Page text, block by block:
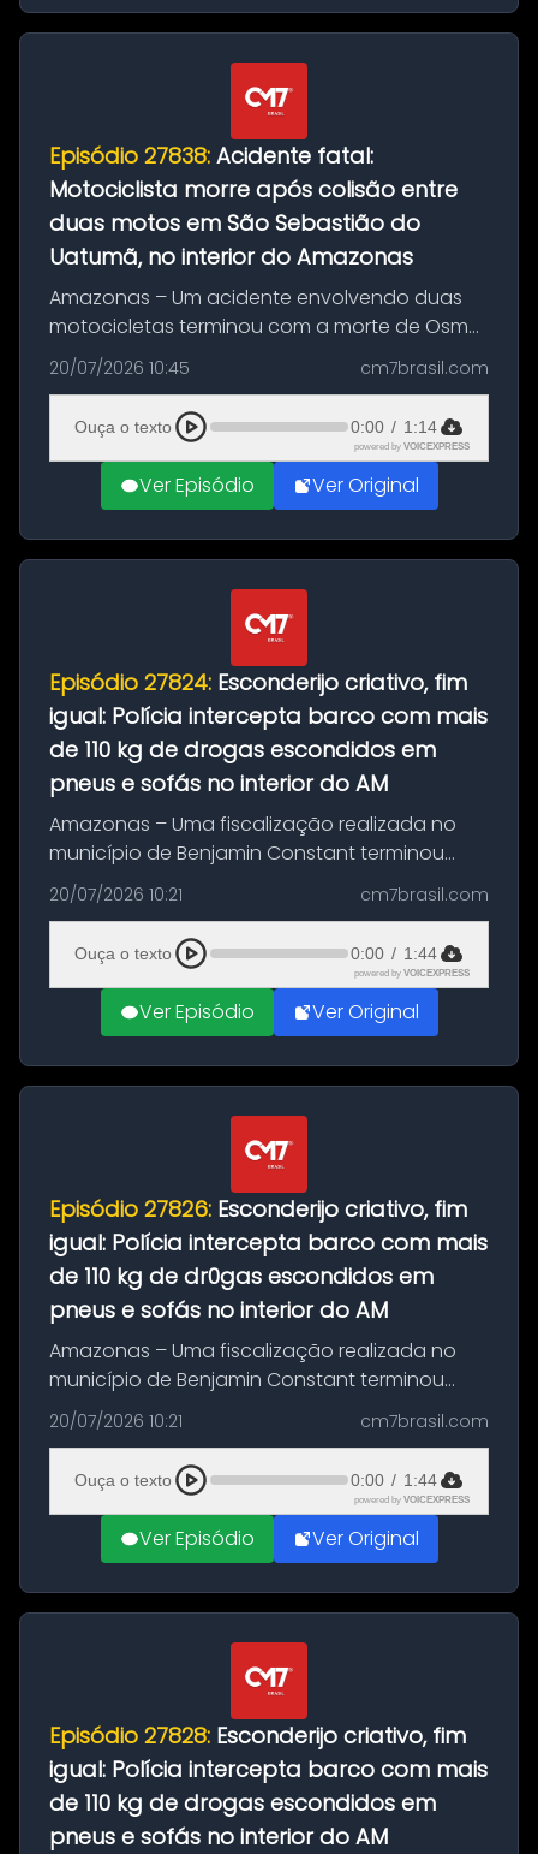
Episódio 27838: Acidente fatal:
Motociclista morre após colisão entre
duas motos em São Sebastião do
Uatumã, no interior do Amazonas
Amazonas – Um acidente envolvendo duas
motocicletas terminou com a morte de Osmar
Figueiredo de Souza, de 38 anos, no município
de São Sebastião do Uatumã, no interior do
Amazonas. A colisão ocorreu n...
20/07/2026 10:45 cm7brasil.com
Ouça o texto 0:00 / 1:14
powered by VOICEXPRESS
Ver Episódio Ver Original
Episódio 27824: Esconderijo criativo, fim
igual: Polícia intercepta barco com mais
de 110 kg de drogas escondidos em
pneus e sofás no interior do AM
Amazonas – Uma fiscalização realizada no
município de Benjamin Constant terminou
com a apreensão de aproximadamente 115
quilos de entorpecentes em uma
embarcação atracada no porto da cidade. O
materia...
20/07/2026 10:21 cm7brasil.com
Ouça o texto 0:00 / 1:44
powered by VOICEXPRESS
Ver Episódio Ver Original
Episódio 27826: Esconderijo criativo, fim
igual: Polícia intercepta barco com mais
de 110 kg de dr0gas escondidos em
pneus e sofás no interior do AM
Amazonas – Uma fiscalização realizada no
município de Benjamin Constant terminou
com a apreensão de aproximadamente 115
quilos de entorpecentes em uma
embarcação atracada no porto da cidade. O
materia...
20/07/2026 10:21 cm7brasil.com
Ouça o texto 0:00 / 1:44
powered by VOICEXPRESS
Ver Episódio Ver Original
Episódio 27828: Esconderijo criativo, fim
igual: Polícia intercepta barco com mais
de 110 kg de drogas escondidos em
pneus e sofás no interior do AM